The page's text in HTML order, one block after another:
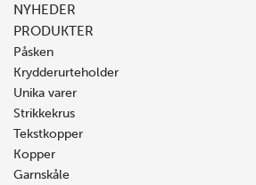
NYHEDER
PRODUKTER
Påsken
Krydderurteholder
Unika varer
Strikkekrus
Tekstkopper
Kopper
Garnskåle